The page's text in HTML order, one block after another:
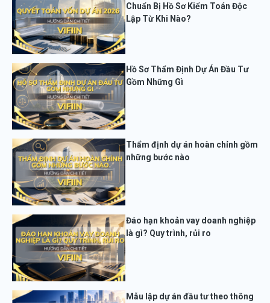
Chuẩn Bị Hồ Sơ Kiểm Toán Độc
Lập Từ Khi Nào?
Hồ Sơ Thẩm Định Dự Án Đầu Tư
Gồm Những Gì
Thẩm định dự án hoàn chỉnh gồm
những bước nào
Đáo hạn khoản vay doanh nghiệp
là gì? Quy trình, rủi ro
Mẫu lập dự án đầu tư theo thông